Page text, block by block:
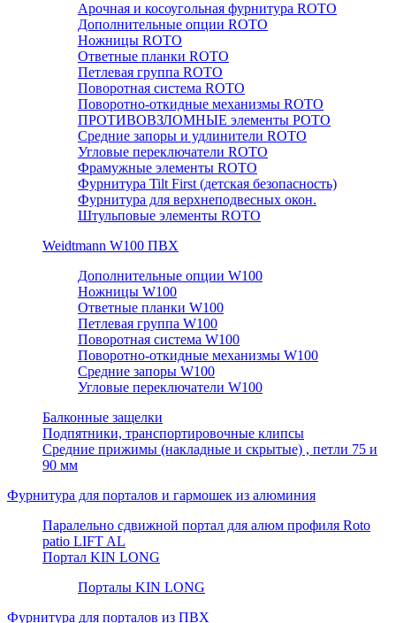
Арочная и косоугольная фурнитура ROTO
Дополнительные опции ROTO
Ножницы ROTO
Ответные планки ROTO
Петлевая группа ROTO
Поворотная система ROTO
Поворотно-откидные механизмы ROTO
ПРОТИВОВЗЛОМНЫЕ элементы РОТО
Средние запоры и удлинители ROTO
Угловые переключатели ROTO
Фрамужные элементы ROTO
Фурнитура Tilt First (детская безопасность)
Фурнитура для верхнеподвесных окон.
Штульповые элементы ROTO
Weidtmann W100 ПВХ
Дополнительные опции W100
Ножницы W100
Ответные планки W100
Петлевая группа W100
Поворотная система W100
Поворотно-откидные механизмы W100
Средние запоры W100
Угловые переключатели W100
Балконные защелки
Подпятники, транспортировочные клипсы
Средние прижимы (накладные и скрытые) , петли 75 и
90 мм
Фурнитура для порталов и гармошек из алюминия
Паралельно сдвижной портал для алюм профиля Roto
patio LIFT AL
Портал KIN LONG
Порталы KIN LONG
Фурнитура для порталов из ПВХ